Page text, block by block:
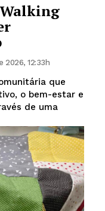
2026, 12:33h
que
o bem-estar e
de uma